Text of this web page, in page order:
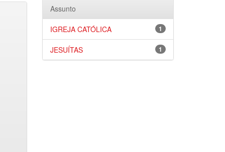
Assunto
1
IGREJA CATÓLICA
1
JESUÍTAS